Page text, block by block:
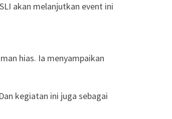
akan melanjutkan event ini
hias. Ia menyampaikan
kegiatan ini juga sebagai